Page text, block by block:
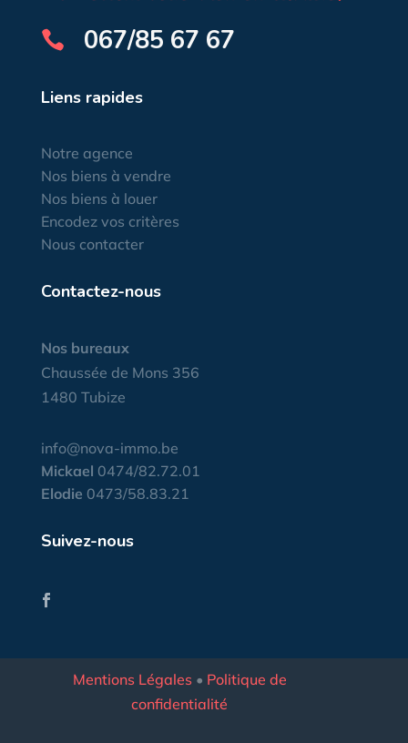
 067/85 67 67
Liens rapides
Notre agence
Nos biens à vendre
Nos biens à louer
Encodez vos critères
Nous contacter
Contactez-nous
Nos bureaux
Chaussée de Mons 356
1480 Tubize
info@nova-immo.be
Mickael 0474/82.72.01
Elodie 0473/58.83.21
Suivez-nous
Mentions Légales• Politique de
confidentialité